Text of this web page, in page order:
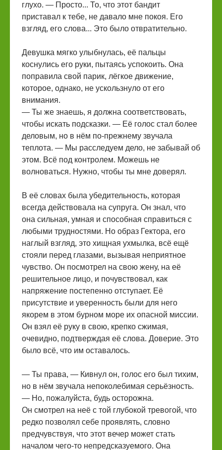
глухо. — Просто... То, что этот бандит
приставал к тебе, не давало мне покоя. Его
взгляд, его слова... Это было отвратительно.
Девушка мягко улыбнулась, её пальцы
коснулись его руки, пытаясь успокоить. Она
поправила свой парик, лёгкое движение,
которое, однако, не ускользнуло от его
внимания.
— Ты же знаешь, я должна соответствовать,
чтобы искать подсказки. — Её голос стал более
деловым, но в нём по-прежнему звучала
теплота. — Мы расследуем дело, не забывай об
этом. Всё под контролем. Можешь не
волноваться. Нужно, чтобы ты мне доверял.
В её словах была убедительность, которая
всегда действовала на супруга. Он знал, что
она сильная, умная и способная справиться с
любыми трудностями. Но образ Гектора, его
наглый взгляд, это хищная ухмылка, всё ещё
стояли перед глазами, вызывая неприятное
чувство. Он посмотрел на свою жену, на её
решительное лицо, и почувствовал, как
напряжение постепенно отступает. Её
присутствие и уверенность были для него
якорем в этом бурном море их опасной миссии.
Он взял её руку в свою, крепко сжимая,
очевидно, подтверждая её слова. Доверие. Это
было всё, что им оставалось.
— Ты права, — Кивнул он, голос его был тихим,
но в нём звучала непоколебимая серьёзность.
— Но, пожалуйста, будь осторожна.
Он смотрел на неё с той глубокой тревогой, что
редко позволял себе проявлять, словно
предчувствуя, что этот вечер может стать
началом чего-то непредсказуемого. Она